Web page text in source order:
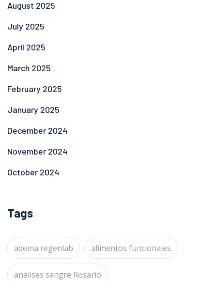
August 2025
July 2025
April 2025
March 2025
February 2025
January 2025
December 2024
November 2024
October 2024
Tags
adema regenlab alimentos funcionales
analises sangre Rosario